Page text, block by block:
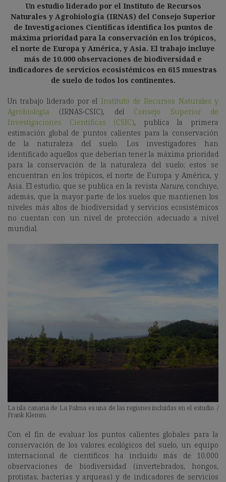
Un estudio liderado por el Instituto de Recursos
Naturales y Agrobiología (IRNAS) del Consejo Superior
de Investigaciones Científicas identifica los puntos de
máxima prioridad para la conservación en los trópicos,
el norte de Europa y América, y Asia. El trabajo incluye
más de 10.000 observaciones de biodiversidad e
indicadores de servicios ecosistémicos en 615 muestras
de suelo de todos los continentes.
Un trabajo liderado por el Instituto de Recursos Naturales y
Agrobiología
(IRNAS-CSIC), del Consejo Superior de
Investigaciones Científicas (CSIC), publica la primera
estimación global de puntos calientes para la conservación
de la naturaleza del suelo. Los investigadores han
identificado aquellos que deberían tener la máxima prioridad
para la conservación de la naturaleza del suelo; estos se
encuentran en los trópicos, el norte de Europa y América, y
Asia. El estudio, que se publica en la revista Nature, concluye,
además, que la mayor parte de los suelos que mantienen los
niveles más altos de biodiversidad y servicios ecosistémicos
no cuentan con un nivel de protección adecuado a nivel
mundial.
La isla canaria de La Palma es una de las regiones incluidas en el estudio. /
Frank Klemm.
Con el fin de evaluar los puntos calientes globales para la
conservación de los valores ecológicos del suelo, un equipo
internacional de científicos ha incluido más de 10.000
observaciones de biodiversidad (invertebrados, hongos,
protistas, bacterias y arqueas) y de indicadores de servicios